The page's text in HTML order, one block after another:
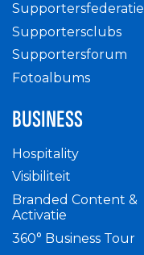
Supportersfederatie
Supportersclubs
Supportersforum
Fotoalbums
BUSINESS
Hospitality
Visibiliteit
Branded Content &
Activatie
360° Business Tour